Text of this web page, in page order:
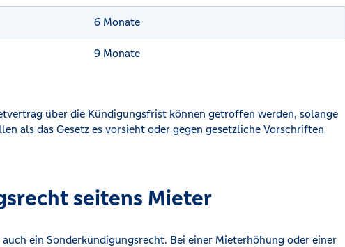
6 Monate
9 Monate
über die Kündigungsfrist können getroffen werden, solange
als das Gesetz es vorsieht oder gegen gesetzliche Vorschriften
seitens Mieter
ein Sonderkündigungsrecht. Bei einer Mieterhöhung oder einer